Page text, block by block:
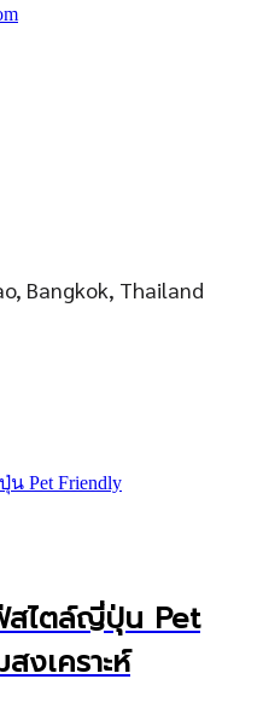
Bangkok, Thailand
สไตล์ญี่ปุ่น Pet
งเคราะห์